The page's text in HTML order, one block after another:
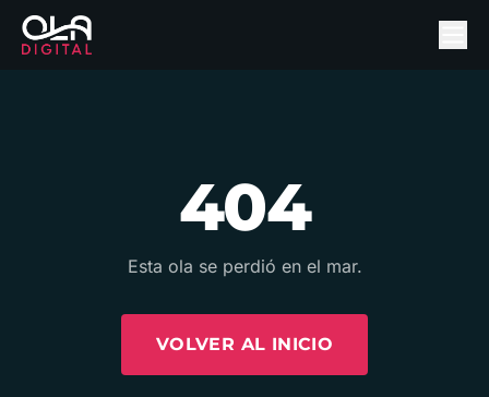
404
Esta ola se perdió en el mar.
VOLVER AL INICIO